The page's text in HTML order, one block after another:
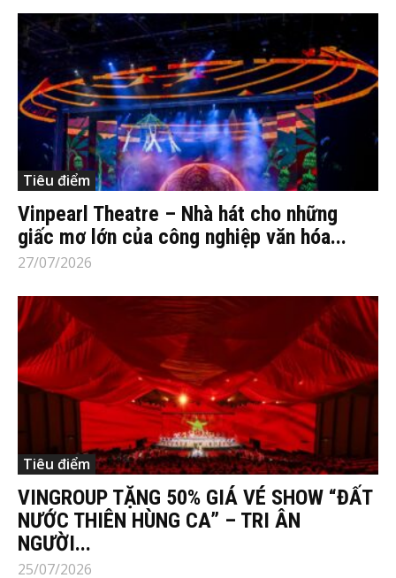
Tiêu điểm
Vinpearl Theatre – Nhà hát cho những
giấc mơ lớn của công nghiệp văn hóa...
27/07/2026
Tiêu điểm
VINGROUP TẶNG 50% GIÁ VÉ SHOW “ĐẤT
NƯỚC THIÊN HÙNG CA” – TRI ÂN
NGƯỜI...
25/07/2026